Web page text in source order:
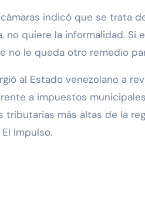
indicó que se trata
no quiere la informalidad.
no le queda otro remedio
al Estado venezolano a
a impuestos
tributarias más altas de la
Impulso.